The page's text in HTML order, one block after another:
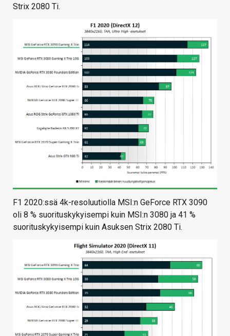
Strix 2080 Ti.
F1 2020:ssä 4k-resoluutiolla MSI:n GeForce RTX 3090
oli 8 % suorituskykyisempi kuin MSI:n 3080 ja 41 %
suorituskykyisempi kuin Asuksen Strix 2080 Ti.